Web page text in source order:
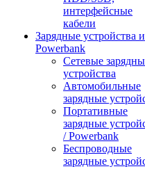
интерфейсные
кабели
Зарядные устройства и
Powerbank
Сетевые
устройства
Автомобильные
зарядные
Портативные
зарядные
/ Powerbank
Беспроводные
зарядные